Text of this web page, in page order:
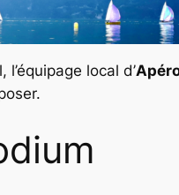
l’équipage local d’